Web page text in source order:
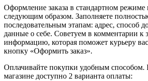
Оформление заказа в стандартном режиме
следующим образом. Заполняете
последовательным этапам: адрес, способ
данные о себе. Советуем в комментарии к
информацию, которая поможет курьеру
кнопку «Оформить заказ».
Оплачивайте покупки удобным способом.
магазине доступно 2 варианта оплаты: